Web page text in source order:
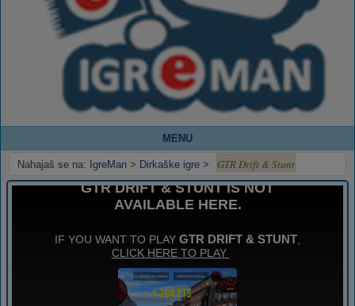
MENU
Nahajaš se na: IgreMan > Dirkaške igre > GTR Drift & Stunt